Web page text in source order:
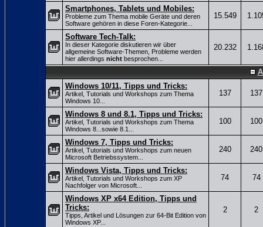
Smartphones, Tablets und Mobiles:
Probleme zum Thema mobile Geräte und deren
Software gehören in diese Foren-Kategorie...
15.549
Software Tech-Talk:
In dieser Kategorie diskutieren wir über
allgemeine Software-Themen, Probleme werden
hier allerdings nicht besprochen...
20.232
Windows 10/11, Tipps und Tricks:
Artikel, Tutorials und Workshops zum Thema
Windows 10...
137 137
Windows 8 und 8.1, Tipps und Tricks:
Artikel, Tutorials und Workshops zum Thema
Windows 8...sowie 8.1...
100 100
Windows 7, Tipps und Tricks:
Artikel, Tutorials und Workshops zum neuen
Microsoft Betriebssystem...
240 240
Windows Vista, Tipps und Tricks:
Artikel, Tutorials und Workshops zum XP
Nachfolger von Microsoft...
74 74
Windows XP x64 Edition, Tipps und
Tricks:
Tipps, Artikel und Lösungen zur 64-Bit Edition von
Windows XP...
2 2